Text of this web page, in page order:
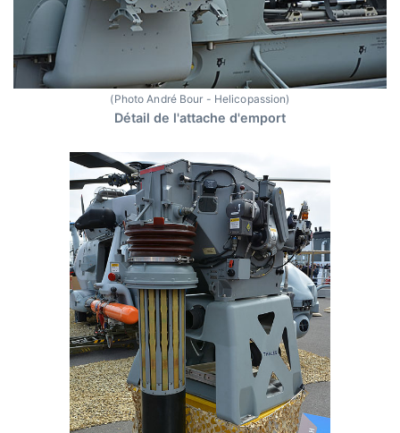
(Photo André Bour - Helicopassion)
Détail de l'attache d'emport